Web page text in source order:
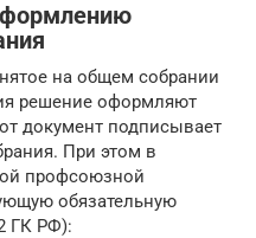
на общем собрании
решение оформляют
документ подписывает
При этом в
профсоюзной
обязательную
ГК РФ):